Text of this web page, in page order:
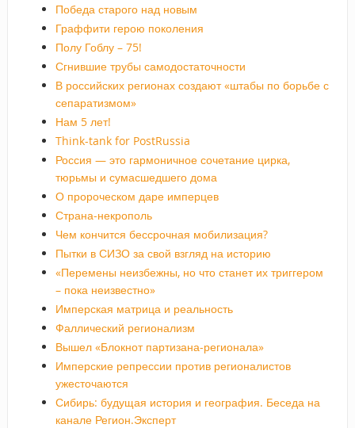
Победа старого над новым
Граффити герою поколения
Полу Гоблу – 75!
Сгнившие трубы самодостаточности
В российских регионах создают «штабы по борьбе с
сепаратизмом»
Нам 5 лет!
Think-tank for PostRussia
Россия — это гармоничное сочетание цирка,
тюрьмы и сумасшедшего дома
О пророческом даре имперцев
Страна-некрополь
Чем кончится бессрочная мобилизация?
Пытки в СИЗО за свой взгляд на историю
«Перемены неизбежны, но что станет их триггером
– пока неизвестно»
Имперская матрица и реальность
Фаллический регионализм
Вышел «Блокнот партизана-регионала»
Имперские репрессии против регионалистов
ужесточаются
Сибирь: будущая история и география. Беседа на
канале Регион.Эксперт